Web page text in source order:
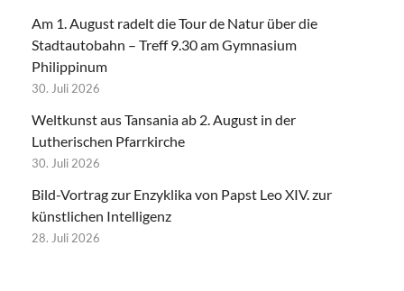
Am 1. August radelt die Tour de Natur über die
Stadtautobahn – Treff 9.30 am Gymnasium
Philippinum
30. Juli 2026
Weltkunst aus Tansania ab 2. August in der
Lutherischen Pfarrkirche
30. Juli 2026
Bild-Vortrag zur Enzyklika von Papst Leo XIV. zur
künstlichen Intelligenz
28. Juli 2026